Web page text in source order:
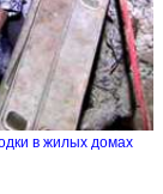
в жилых домах